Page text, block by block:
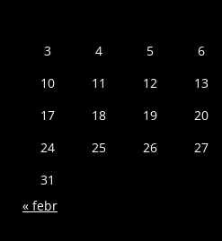
3
4 5 6
10
11 12 13
17
18 19 20
24
25 26 27
31
« febr